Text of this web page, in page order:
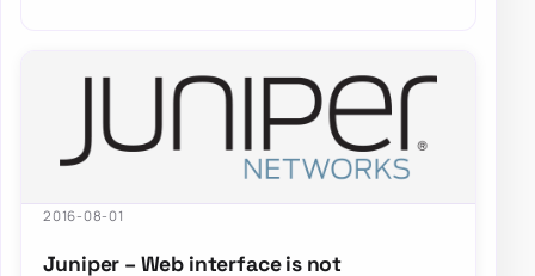
2016-08-01
Juniper – Web interface is not